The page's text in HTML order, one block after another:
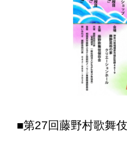
■第27回藤野村歌舞